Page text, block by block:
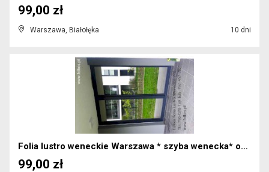
Warszawa, Białołęka 10 dni
99,00 zł
Folia lustro weneckie Warszawa * szyba wenecka* ok...
99,00 zł